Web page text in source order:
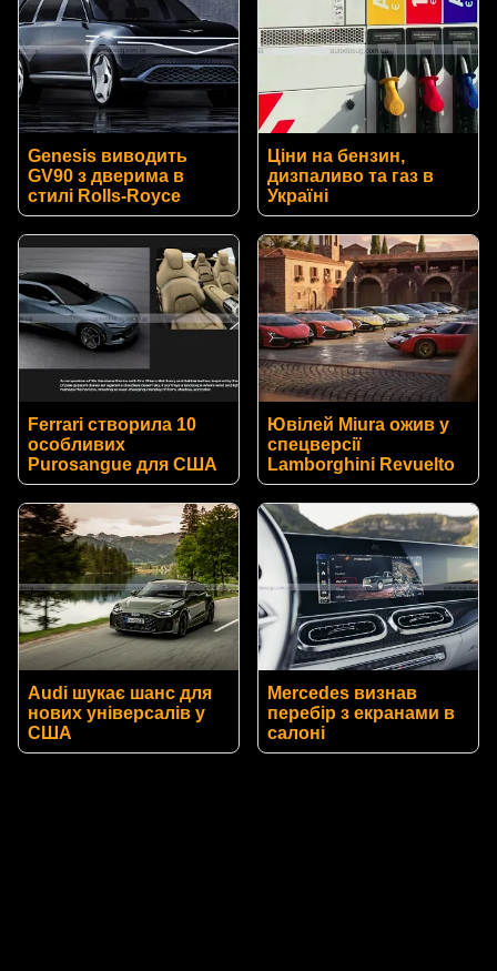
Genesis виводить
GV90 з дверима в
стилі Rolls-Royce
Ціни на бензин,
дизпаливо та газ в
Україні
Ferrari створила 10
особливих
Purosangue для США
Ювілей Miura ожив у
спецверсії
Lamborghini Revuelto
Audi шукає шанс для
нових універсалів у
США
Mercedes визнав
перебір з екранами в
салоні